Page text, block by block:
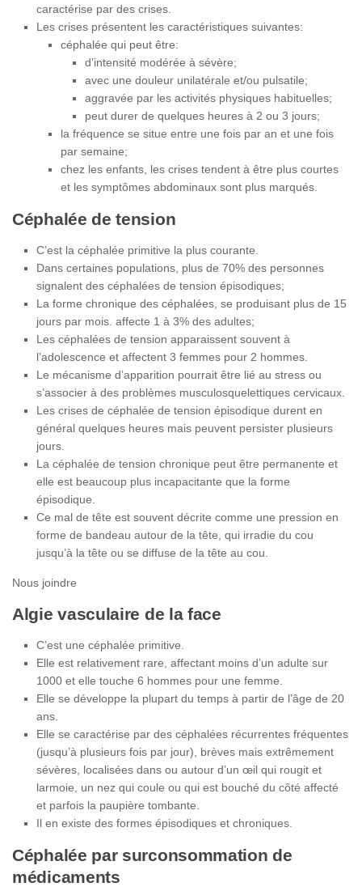
caractérise par des crises.
Les crises présentent les caractéristiques suivantes:
céphalée qui peut être:
d’intensité modérée à sévère;
avec une douleur unilatérale et/ou pulsatile;
aggravée par les activités physiques habituelles;
peut durer de quelques heures à 2 ou 3 jours;
la fréquence se situe entre une fois par an et une fois
par semaine;
chez les enfants, les crises tendent à être plus courtes
et les symptômes abdominaux sont plus marqués.
Céphalée de tension
C’est la céphalée primitive la plus courante.
Dans certaines populations, plus de 70% des personnes
signalent des céphalées de tension épisodiques;
La forme chronique des céphalées, se produisant plus de 15
jours par mois. affecte 1 à 3% des adultes;
Les céphalées de tension apparaissent souvent à
l’adolescence et affectent 3 femmes pour 2 hommes.
Le mécanisme d’apparition pourrait être lié au stress ou
s’associer à des problèmes musculosquelettiques cervicaux.
Les crises de céphalée de tension épisodique durent en
général quelques heures mais peuvent persister plusieurs
jours.
La céphalée de tension chronique peut être permanente et
elle est beaucoup plus incapacitante que la forme
épisodique.
Ce mal de tête est souvent décrite comme une pression en
forme de bandeau autour de la tête, qui irradie du cou
jusqu’à la tête ou se diffuse de la tête au cou.
Nous joindre
Algie vasculaire de la face
C’est une céphalée primitive.
Elle est relativement rare, affectant moins d’un adulte sur
1000 et elle touche 6 hommes pour une femme.
Elle se développe la plupart du temps à partir de l’âge de 20
ans.
Elle se caractérise par des céphalées récurrentes fréquentes
(jusqu’à plusieurs fois par jour), brèves mais extrêmement
sévères, localisées dans ou autour d’un œil qui rougit et
larmoie, un nez qui coule ou qui est bouché du côté affecté
et parfois la paupière tombante.
Il en existe des formes épisodiques et chroniques.
Céphalée par surconsommation de
médicaments